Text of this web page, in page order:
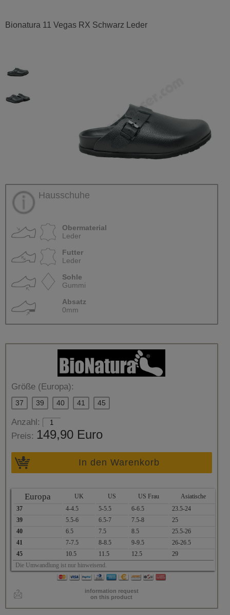
Bionatura 11 Vegas RX Schwarz Leder
Hausschuhe
Obermaterial
Leder
Futter
Leder
Sohle
Gummi
Absatz
0mm
Größe (Europa):
37 39 40 41 45
Anzahl:
Preis: 149,90 Euro
In den Warenkorb
Europa UK US US Frau
Asiatische
37
4-4.5 5-5.5 6-6.5
23.5-24
39
5.5-6 6.5-7 7.5-8
25
40
6.5 7.5 8.5
25.5-26
41
7-7.5 8-8.5 9-9.5
26-26.5
45
10.5 11.5 12.5
29
Die Umwandlung ist nur hinweisend.
information request
on this product